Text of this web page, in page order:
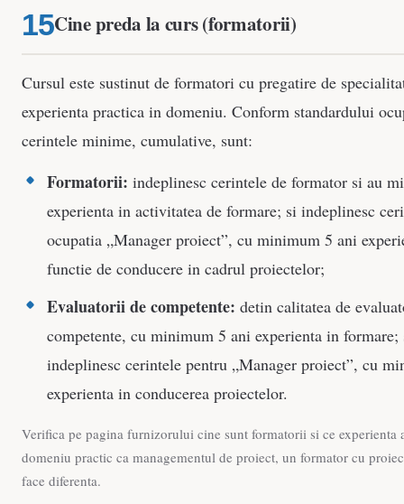
Cine preda la curs (formatorii)
Cursul este sustinut de formatori cu pregatire de
experienta practica in domeniu. Conform standardului
cerintele minime, cumulative, sunt:
Formatorii: indeplinesc cerintele de formator si au
experienta in activitatea de formare; si indeplinesc
ocupatia „Manager proiect”, cu minimum 5 ani
functie de conducere in cadrul proiectelor;
Evaluatorii de competente: detin calitatea de
competente, cu minimum 5 ani experienta in formare;
indeplinesc cerintele pentru „Manager proiect”, cu
experienta in conducerea proiectelor.
Verifica pe pagina furnizorului cine sunt formatorii si ce
domeniu practic ca managementul de proiect, un formator cu
face diferenta.